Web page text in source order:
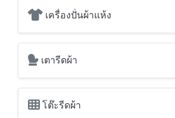
เครื่องล้างจาน
เครื่องซักผ้า
เครื่องปั่นผ้าแห้ง